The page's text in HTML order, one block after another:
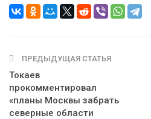
ПРЕДЫДУЩАЯ СТАТЬЯ
Токаев
прокомментировал
«планы Москвы забрать
северные области